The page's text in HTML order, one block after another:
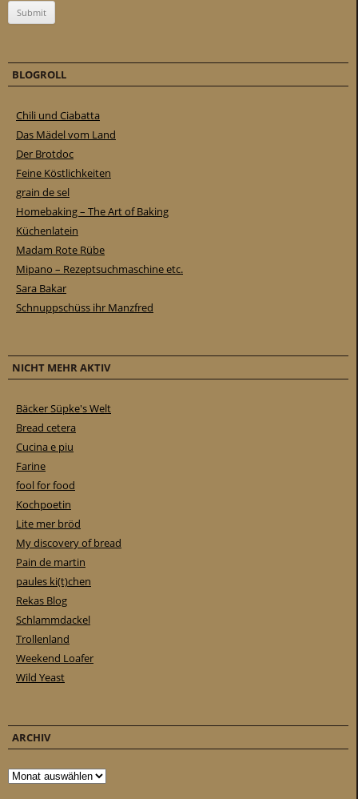
BLOGROLL
Chili und Ciabatta
Das Mädel vom Land
Der Brotdoc
Feine Köstlichkeiten
grain de sel
Homebaking – The Art of Baking
Küchenlatein
Madam Rote Rübe
Mipano – Rezeptsuchmaschine etc.
Sara Bakar
Schnuppschüss ihr Manzfred
NICHT MEHR AKTIV
Bäcker Süpke's Welt
Bread cetera
Cucina e piu
Farine
fool for food
Kochpoetin
Lite mer bröd
My discovery of bread
Pain de martin
paules ki(t)chen
Rekas Blog
Schlammdackel
Trollenland
Weekend Loafer
Wild Yeast
ARCHIV
Archiv